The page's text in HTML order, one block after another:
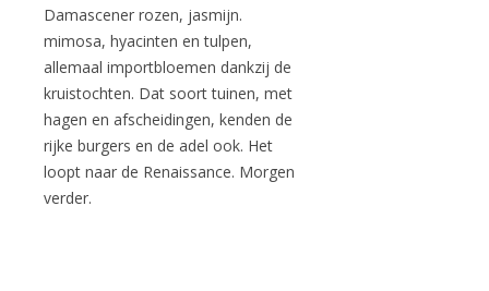
Damascener rozen, jasmijn.
mimosa, hyacinten en tulpen,
allemaal importbloemen dankzij de
kruistochten. Dat soort tuinen, met
hagen en afscheidingen, kenden de
rijke burgers en de adel ook. Het
loopt naar de Renaissance. Morgen
verder.